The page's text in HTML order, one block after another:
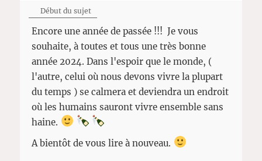
Début du sujet
Encore une année de passée !!! Je vous
souhaite, à toutes et tous une très bonne
année 2024. Dans l'espoir que le monde, (
l'autre, celui où nous devons vivre la plupart
du temps ) se calmera et deviendra un endroit
où les humains sauront vivre ensemble sans
haine.
A bientôt de vous lire à nouveau.